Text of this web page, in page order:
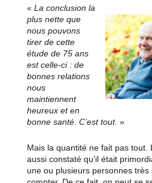
« La conclusion la
plus nette que
nous pouvons
tirer de cette
étude de 75 ans
est celle-ci : de
bonnes relations
nous
maintiennent
heureux et en
bonne santé. C’est tout. »
Mais la quantité ne fait pas tout.
aussi constaté qu’il était
une ou plusieurs personnes